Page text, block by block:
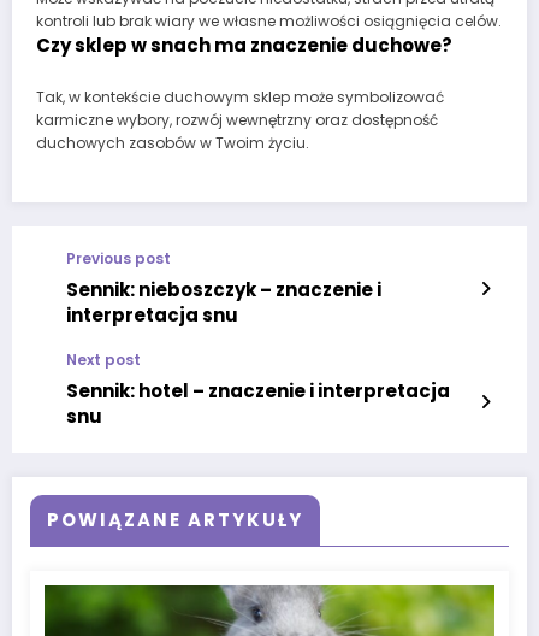
kontroli lub brak wiary we własne możliwości osiągnięcia celów.
Czy sklep w snach ma znaczenie duchowe?
Tak, w kontekście duchowym sklep może symbolizować
karmiczne wybory, rozwój wewnętrzny oraz dostępność
duchowych zasobów w Twoim życiu.
Previous post
Sennik: nieboszczyk – znaczenie i
interpretacja snu
Next post
Sennik: hotel – znaczenie i interpretacja
snu
POWIĄZANE ARTYKUŁY